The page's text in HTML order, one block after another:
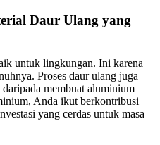
Daur Ulang yang
untuk lingkungan. Ini karena
Proses daur ulang juga
membuat aluminium
Anda ikut berkontribusi
yang cerdas untuk masa